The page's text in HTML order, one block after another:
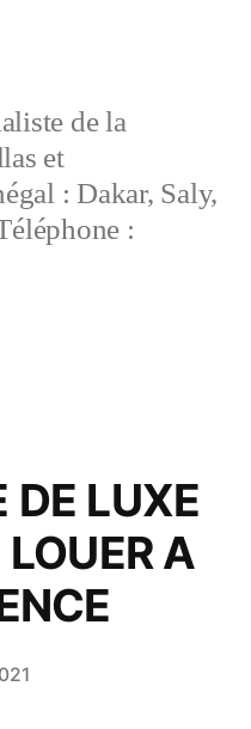
de la
et
: Dakar, Saly,
:
DE LUXE
A